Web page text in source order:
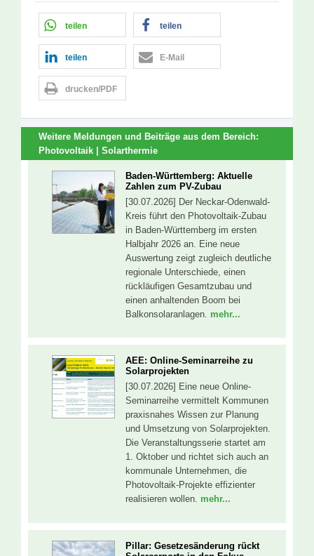
teilen teilen
teilen E-Mail
drucken/PDF
Weitere Meldungen und Beiträge aus dem Bereich:
Photovoltaik | Solarthermie
Baden-Württemberg: Aktuelle
Zahlen zum PV-Zubau
[30.07.2026] Der Neckar-Odenwald-
Kreis führt den Photovoltaik-Zubau
in Baden-Württemberg im ersten
Halbjahr 2026 an. Eine neue
Auswertung zeigt zugleich deutliche
regionale Unterschiede, einen
rückläufigen Gesamtzubau und
einen anhaltenden Boom bei
Balkonsolaranlagen. mehr...
AEE: Online-Seminarreihe zu
Solarprojekten
[30.07.2026] Eine neue Online-
Seminarreihe vermittelt Kommunen
praxisnahes Wissen zur Planung
und Umsetzung von Solarprojekten.
Die Veranstaltungsserie startet am
1. Oktober und richtet sich auch an
kommunale Unternehmen, die
Photovoltaik-Projekte effizienter
realisieren wollen. mehr...
Pillar: Gesetzesänderung rückt